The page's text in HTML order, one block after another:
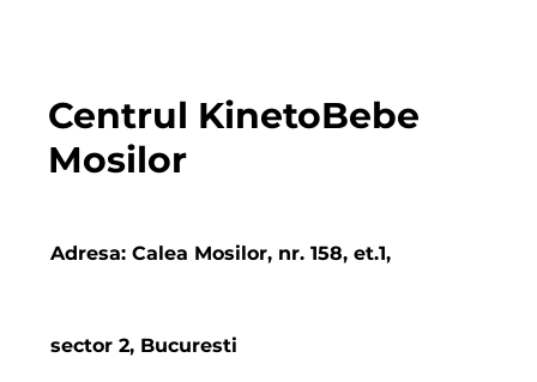
Centrul KinetoBebe
Mosilor
Adresa: Calea Mosilor, nr. 158, et.1,
sector 2, Bucuresti